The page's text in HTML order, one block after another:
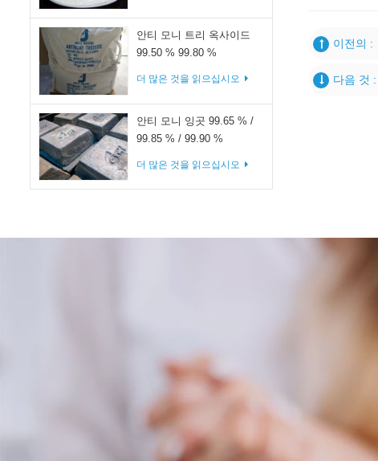
안티 모니 트리 옥사이드
99.50 % 99.80 %
더 많은 것을 읽으십시오
안티 모니 잉곳 99.65 % /
99.85 % / 99.90 %
더 많은 것을 읽으십시오
이전의 :
다음 것 :